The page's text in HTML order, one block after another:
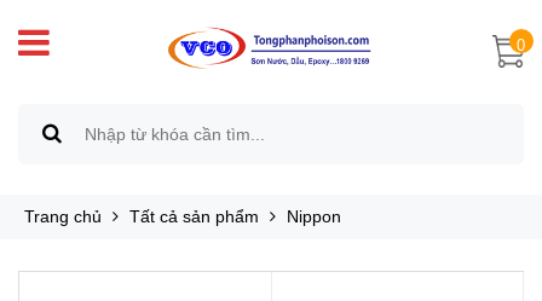
0
Trang chủ Tất cả sản phẩm Nippon